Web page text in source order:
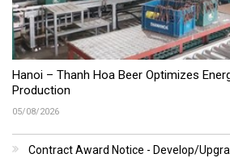
Hanoi – Thanh Hoa Beer Optimizes
Production
05/08/2026
Contract Award Notice - Develop/